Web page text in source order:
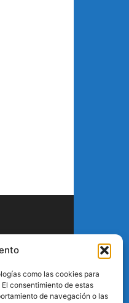
como las cookies para
consentimiento de estas
de navegación o las